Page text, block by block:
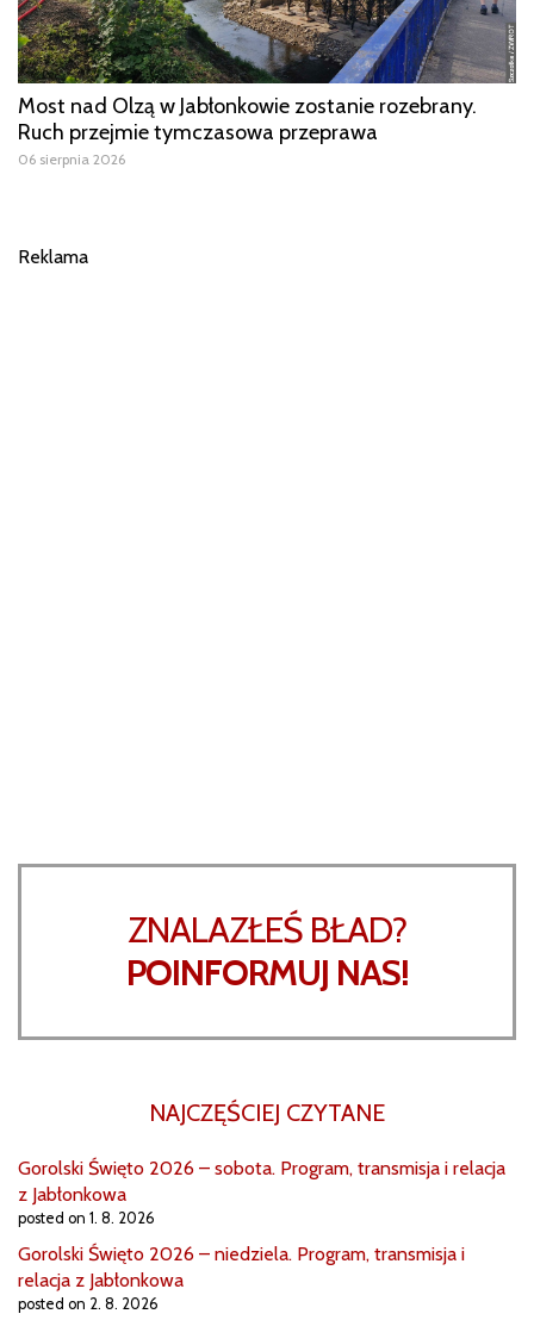
Most nad Olzą w Jabłonkowie zostanie rozebrany.
Ruch przejmie tymczasowa przeprawa
06 sierpnia 2026
Reklama
ZNALAZŁEŚ BŁAD?
POINFORMUJ NAS!
NAJCZĘŚCIEJ CZYTANE
Gorolski Święto 2026 – sobota. Program, transmisja i relacja
z Jabłonkowa
posted on 1. 8. 2026
Gorolski Święto 2026 – niedziela. Program, transmisja i
relacja z Jabłonkowa
posted on 2. 8. 2026